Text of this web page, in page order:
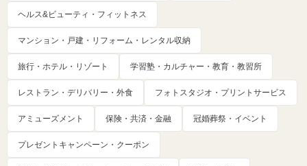
ヘルス&ビューティ・フィットネス
マンション・戸建・リフォーム・レンタル収納
旅行・ホテル・リゾート 学習塾・カルチャー・教育・教習所
レストラン・デリバリー・外食 フォトスタジオ・プリントサービス
アミューズメント 保険・共済・金融 冠婚葬祭・イベント
プレゼントキャンペーン・クーポン